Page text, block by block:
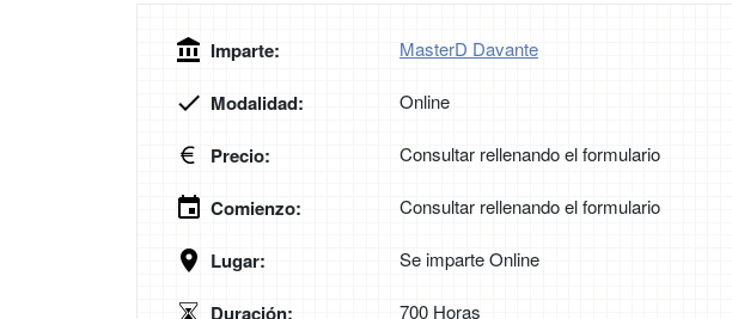
Imparte: MasterD Davante
Modalidad: Online
Precio: Consultar rellenando el formulario
Comienzo: Consultar rellenando el formulario
Lugar: Se imparte Online
Duración: 700 Horas